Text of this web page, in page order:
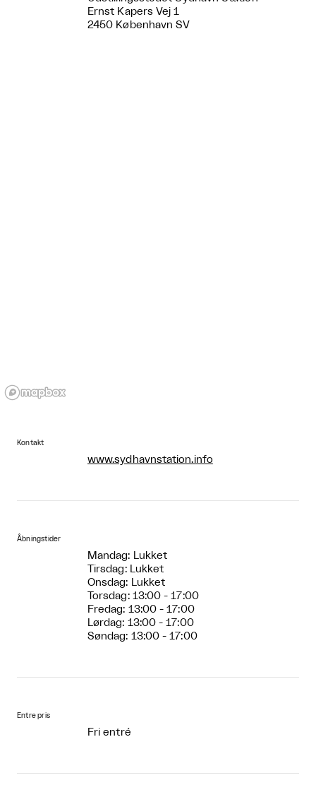
Ernst Kapers Vej 1
2450 København SV
Kontakt
www.sydhavnstation.info
Åbningstider
Mandag: Lukket
Tirsdag: Lukket
Onsdag: Lukket
Torsdag: 13:00 - 17:00
Fredag: 13:00 - 17:00
Lørdag: 13:00 - 17:00
Søndag: 13:00 - 17:00
Entre pris
Fri entré